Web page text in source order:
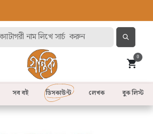
0
সব বই লেখক
ডিসকাউন্ট বুক লিস্ট